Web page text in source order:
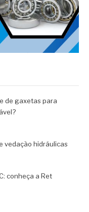
de gaxetas para
vedação hidráulicas
conheça a Ret